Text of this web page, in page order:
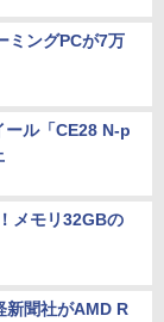
ミングPCが7万
ール「CE28 N-p
メモリ32GBの
新聞社がAMD R